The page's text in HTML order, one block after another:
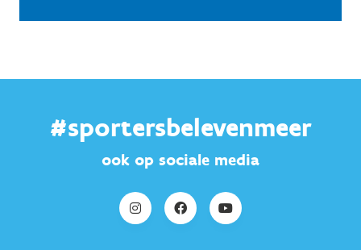
#sportersbelevenmeer
ook op sociale media